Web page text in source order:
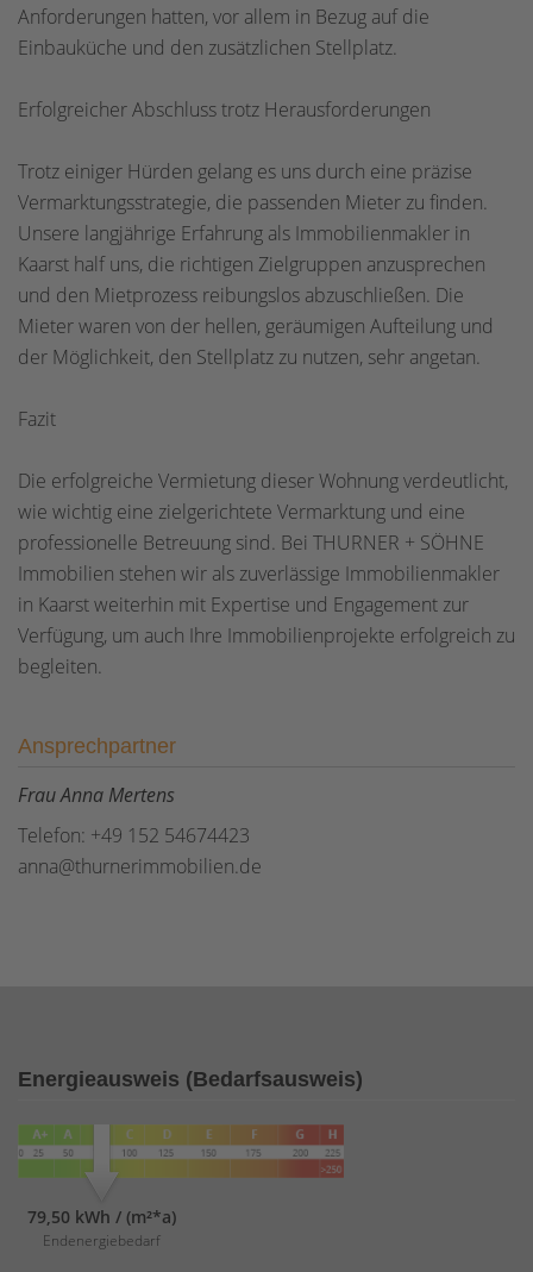
Anforderungen hatten, vor allem in Bezug auf die
Einbauküche und den zusätzlichen Stellplatz.
Erfolgreicher Abschluss trotz Herausforderungen
Trotz einiger Hürden gelang es uns durch eine präzise
Vermarktungsstrategie, die passenden Mieter zu finden.
Unsere langjährige Erfahrung als Immobilienmakler in
Kaarst half uns, die richtigen Zielgruppen anzusprechen
und den Mietprozess reibungslos abzuschließen. Die
Mieter waren von der hellen, geräumigen Aufteilung und
der Möglichkeit, den Stellplatz zu nutzen, sehr angetan.
Fazit
Die erfolgreiche Vermietung dieser Wohnung verdeutlicht,
wie wichtig eine zielgerichtete Vermarktung und eine
professionelle Betreuung sind. Bei THURNER + SÖHNE
Immobilien stehen wir als zuverlässige Immobilienmakler
in Kaarst weiterhin mit Expertise und Engagement zur
Verfügung, um auch Ihre Immobilienprojekte erfolgreich zu
begleiten.
Ansprechpartner
Frau Anna Mertens
Telefon: +49 152 54674423
anna@thurnerimmobilien.de
Energieausweis (Bedarfsausweis)
79,50 kWh / (m²*a)
Endenergiebedarf